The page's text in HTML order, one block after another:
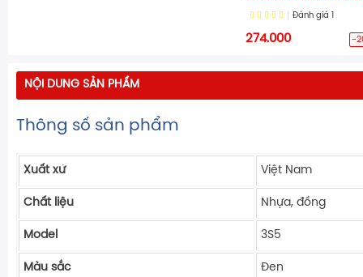
Đánh giá
274.000 -
NỘI DUNG SẢN PHẨM
Thông số sản phẩm
Xuất xứ Việt Nam
Chất liệu Nhựa, đồng
Model 3S5
Màu sắc Đen